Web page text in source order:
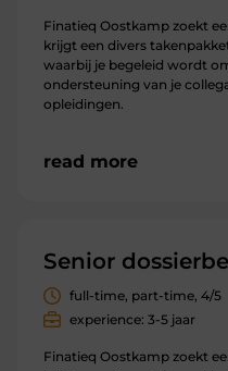
Finatieq Oostkamp zoekt
krijgt een divers
waarbij je begeleid wordt
ondersteuning van je
opleidingen.
read more
Senior
full-time, part-time, 4/5
experience: 3-5 jaar
Finatieq Oostkamp zoekt